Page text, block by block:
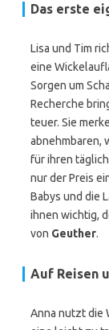
Das erste
Lisa und Tim
eine
Sorgen um
Recherche
teuer. Sie
abnehmbaren,
für ihren
nur der Preis
Babys und die
ihnen wichtig,
von Geuther.
Auf Reisen
Anna nutzt die